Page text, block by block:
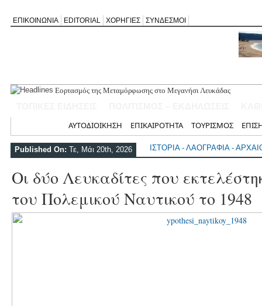
ΕΠΙΚΟΙΝΩΝΙΑ EDITORIAL ΧΟΡΗΓΙΕΣ ΣΥΝΔΕΣΜΟΙ
Εορτασμός της Μεταμόρφωσης στο Μεγανήσι Λευκάδας
Οι μέρες και ώρες λειτουργίας του Περιφερειακού Ιατρείου
ΑΥΤΟΔΙΟΙΚΗΣΗ ΕΠΙΚΑΙΡΟΤΗΤΑ ΤΟΥΡΙΣΜΟΣ
Published On: Τε, Μάι 20th, 2026 ΙΣΤΟΡΙΑ - ΛΑΟΓΡΑΦΙΑ -
Οι δύο Λευκαδίτες που
του Πολεμικού Ναυτικού το 1948